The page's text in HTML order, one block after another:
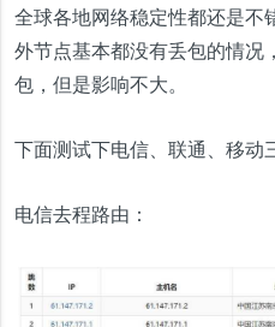
全球各地网络稳定性都还是不
外节点基本都没有丢包的情况
包，但是影响不大。
下面测试下电信、联通、移动
电信去程路由：